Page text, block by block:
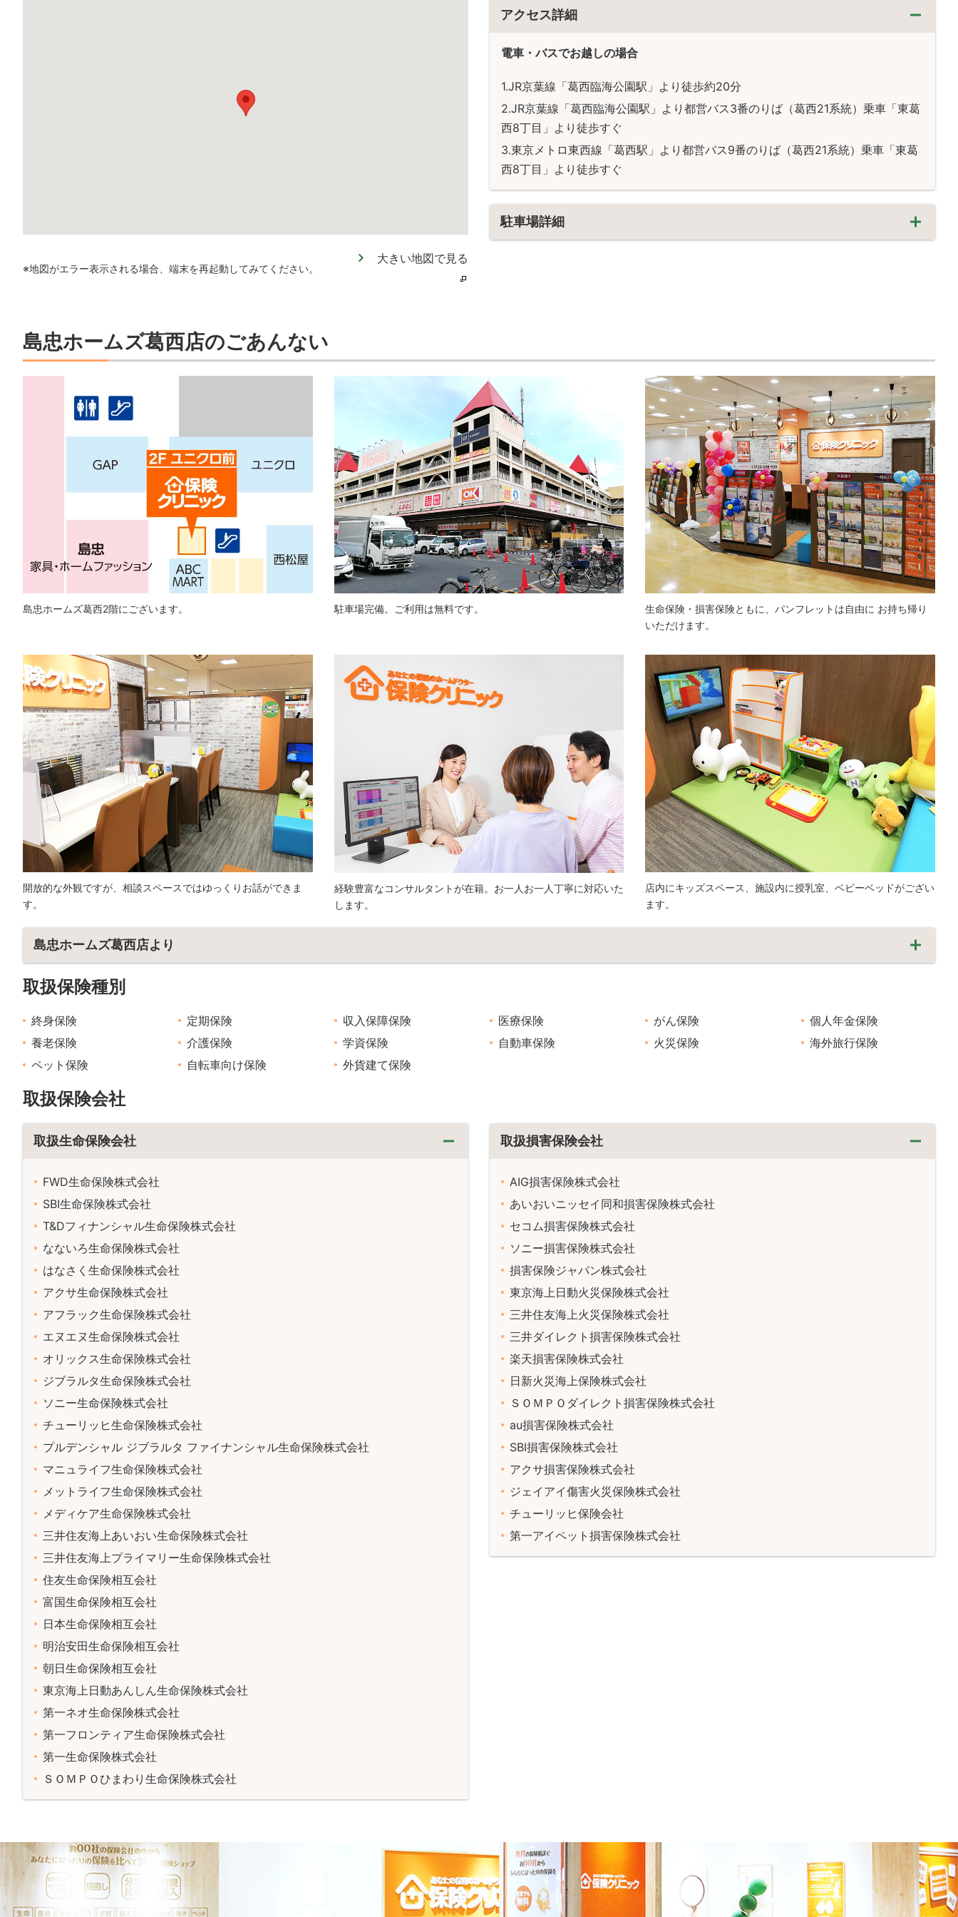
大きい地図で見る
※地図がエラー表示される場合、端末を再起動してみてください。
アクセス詳細
電車・バスでお越しの場合
JR京葉線「葛西臨海公園駅」より徒歩約20分
JR京葉線「葛西臨海公園駅」より都営バス3番のりば（葛西21系統）乗車「東葛
西8丁目」より徒歩すぐ
東京メトロ東西線「葛西駅」より都営バス9番のりば（葛西21系統）乗車「東葛
西8丁目」より徒歩すぐ
駐車場詳細
島忠ホームズ葛西店のごあんない
島忠ホームズ葛西2階にございます。 駐車場完備。ご利用は無料です。
生命保険・損害保険ともに、パンフレットは自由に お持ち帰り
いただけます。
開放的な外観ですが、相談スペースではゆっくりお話ができま
す。
経験豊富なコンサルタントが在籍。お一人お一人丁寧に対応いた
します。
店内にキッズスペース、施設内に授乳室、ベビーベッドがござい
ます。
島忠ホームズ葛西店より
取扱保険種別
終身保険 定期保険 収入保障保険 医療保険 がん保険
個人年金保険
養老保険
介護保険 学資保険 自動車保険 火災保険
海外旅行保険
ペット保険
自転車向け保険 外貨建て保険
取扱保険会社
取扱生命保険会社
FWD生命保険株式会社
SBI生命保険株式会社
T&Dフィナンシャル生命保険株式会社
なないろ生命保険株式会社
はなさく生命保険株式会社
アクサ生命保険株式会社
アフラック生命保険株式会社
エヌエヌ生命保険株式会社
オリックス生命保険株式会社
ジブラルタ生命保険株式会社
ソニー生命保険株式会社
チューリッヒ生命保険株式会社
プルデンシャル ジブラルタ ファイナンシャル生命保険株式会社
マニュライフ生命保険株式会社
メットライフ生命保険株式会社
メディケア生命保険株式会社
三井住友海上あいおい生命保険株式会社
三井住友海上プライマリー生命保険株式会社
住友生命保険相互会社
富国生命保険相互会社
日本生命保険相互会社
明治安田生命保険相互会社
朝日生命保険相互会社
東京海上日動あんしん生命保険株式会社
第一ネオ生命保険株式会社
第一フロンティア生命保険株式会社
第一生命保険株式会社
ＳＯＭＰＯひまわり生命保険株式会社
取扱損害保険会社
AIG損害保険株式会社
あいおいニッセイ同和損害保険株式会社
セコム損害保険株式会社
ソニー損害保険株式会社
損害保険ジャパン株式会社
東京海上日動火災保険株式会社
三井住友海上火災保険株式会社
三井ダイレクト損害保険株式会社
楽天損害保険株式会社
日新火災海上保険株式会社
ＳＯＭＰＯダイレクト損害保険株式会社
au損害保険株式会社
SBI損害保険株式会社
アクサ損害保険株式会社
ジェイアイ傷害火災保険株式会社
チューリッヒ保険会社
第一アイペット損害保険株式会社